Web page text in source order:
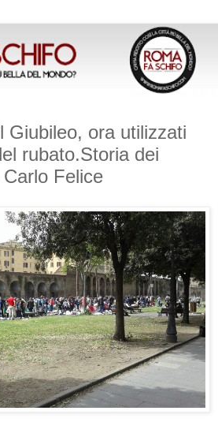
Giubileo, ora utilizzati
rubato.Storia dei
Felice